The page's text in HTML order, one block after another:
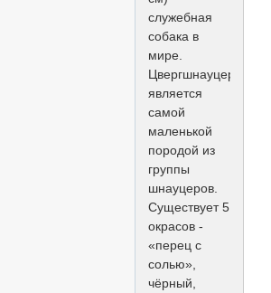
служебная
собака в
мире.
Цвергшнауцер
является
самой
маленькой
породой из
группы
шнауцеров.
Существует 5
окрасов -
«перец с
солью»,
чёрный,